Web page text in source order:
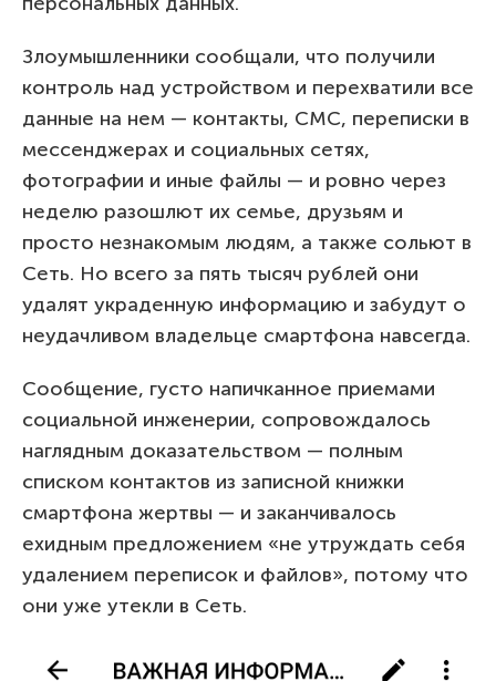
Злоумышленники сообщали, что получили
контроль над устройством и перехватили все
данные на нем — контакты, СМС, переписки в
мессенджерах и социальных сетях,
фотографии и иные файлы — и ровно через
неделю разошлют их семье, друзьям и
просто незнакомым людям, а также сольют в
Сеть. Но всего за пять тысяч рублей они
удалят украденную информацию и забудут о
неудачливом владельце смартфона навсегда.
Сообщение, густо напичканное приемами
социальной инженерии, сопровождалось
наглядным доказательством — полным
списком контактов из записной книжки
смартфона жертвы — и заканчивалось
ехидным предложением «не утруждать себя
удалением переписок и файлов», потому что
они уже утекли в Сеть.